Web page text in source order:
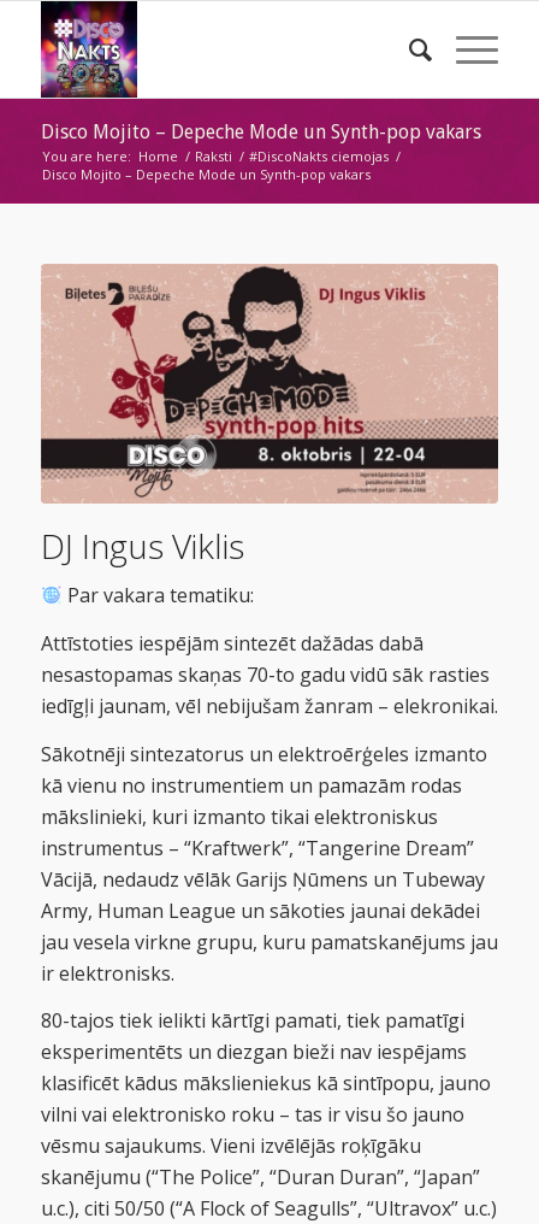
Disco Mojito – Depeche Mode un Synth-pop vakars
You are here: Home / Raksti / #DiscoNakts ciemojas /
Disco Mojito – Depeche Mode un Synth-pop vakars
DJ Ingus Viklis
Par vakara tematiku:
Attīstoties iespējām sintezēt dažādas dabā
nesastopamas skaņas 70-to gadu vidū sāk rasties
iedīgļi jaunam, vēl nebijušam žanram – elekronikai.
Sākotnēji sintezatorus un elektroērģeles izmanto
kā vienu no instrumentiem un pamazām rodas
mākslinieki, kuri izmanto tikai elektroniskus
instrumentus – “Kraftwerk”, “Tangerine Dream”
Vācijā, nedaudz vēlāk Garijs Ņūmens un Tubeway
Army, Human League un sākoties jaunai dekādei
jau vesela virkne grupu, kuru pamatskanējums jau
ir elektronisks.
80-tajos tiek ielikti kārtīgi pamati, tiek pamatīgi
eksperimentēts un diezgan bieži nav iespējams
klasificēt kādus mākslieniekus kā sintīpopu, jauno
vilni vai elektronisko roku – tas ir visu šo jauno
vēsmu sajaukums. Vieni izvēlējās roķīgāku
skanējumu (“The Police”, “Duran Duran”, “Japan”
u.c.), citi 50/50 (“A Flock of Seagulls”, “Ultravox” u.c.)